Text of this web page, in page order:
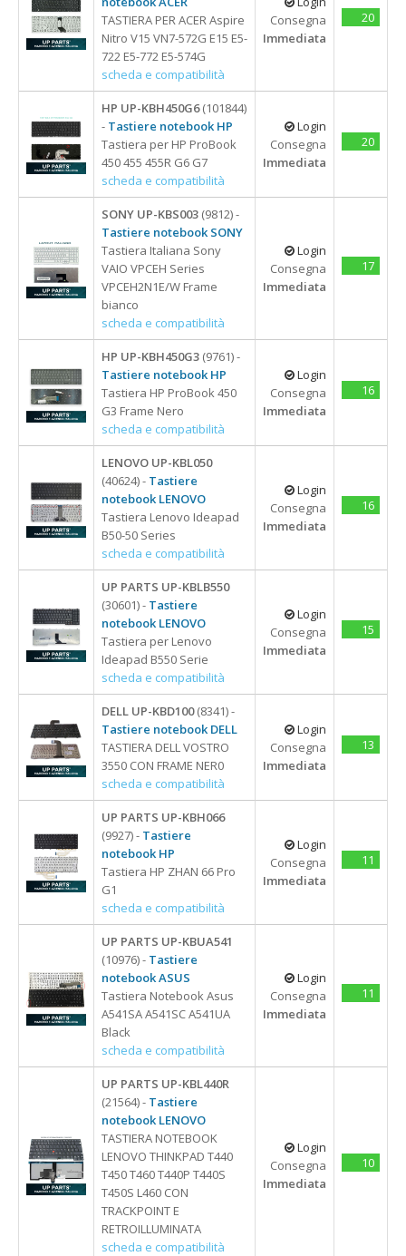
TASTIERA PER ACER Aspire
Nitro V15 VN7-572G E15 E5-
722 E5-772 E5-574G
scheda e compatibilità
Consegna
Immediata
20
HP UP-KBH450G6(101844)
- Tastiere notebook HP
Tastiera per HP ProBook
450 455 455R G6 G7
scheda e compatibilità
Login
Consegna
Immediata
20
SONY UP-KBS003 (9812) -
Tastiere notebook SONY
Tastiera Italiana Sony
VAIO VPCEH Series
VPCEH2N1E/W Frame
bianco
scheda e compatibilità
Login
Consegna
Immediata
17
HP UP-KBH450G3 (9761) -
Tastiere notebook HP
Tastiera HP ProBook 450
G3 Frame Nero
scheda e compatibilità
Login
Consegna
Immediata
16
LENOVO UP-KBL050
(40624) - Tastiere
notebook LENOVO
Tastiera Lenovo Ideapad
B50-50 Series
scheda e compatibilità
Login
Consegna
Immediata
16
UP PARTS UP-KBLB550
(30601) - Tastiere
notebook LENOVO
Tastiera per Lenovo
Ideapad B550 Serie
scheda e compatibilità
Login
Consegna
Immediata
15
DELL UP-KBD100(8341) -
Tastiere notebook DELL
TASTIERA DELL VOSTRO
3550 CON FRAME NER0
scheda e compatibilità
Login
Consegna
Immediata
13
UP PARTS UP-KBH066
(9927) - Tastiere
notebook HP
Tastiera HP ZHAN 66 Pro
G1
scheda e compatibilità
Login
Consegna
Immediata
11
UP PARTS UP-KBUA541
(10976) - Tastiere
notebook ASUS
Tastiera Notebook Asus
A541SA A541SC A541UA
Black
scheda e compatibilità
Login
Consegna
Immediata
11
UP PARTS UP-KBL440R
(21564) - Tastiere
notebook LENOVO
TASTIERA NOTEBOOK
LENOVO THINKPAD T440
T450 T460 T440P T440S
T450S L460 CON
TRACKPOINT E
RETROILLUMINATA
scheda e compatibilità
Login
Consegna
Immediata
10